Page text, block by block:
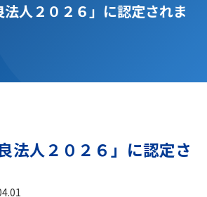
法人２０２６」に認定されま
法人２０２６」に認定さ